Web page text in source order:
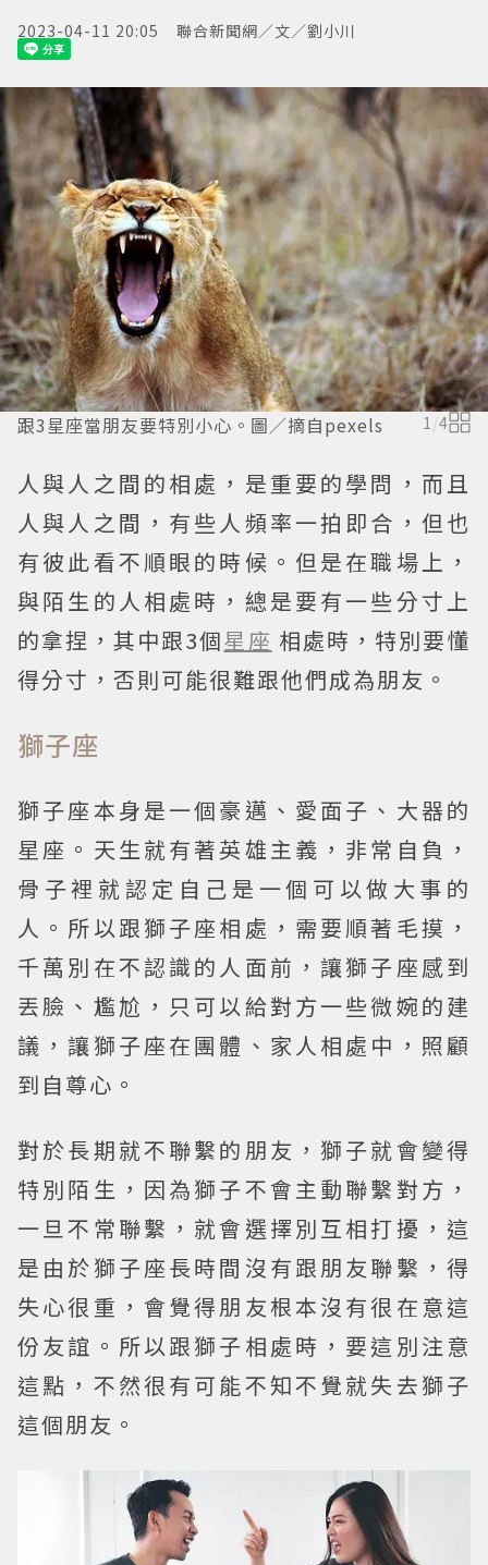
2023-04-11 20:05 聯合新聞網／文／劉小川
跟3星座當朋友要特別小心。圖／摘自pexels 1/4
人與人之間的相處，是重要的學問，而且
人與人之間，有些人頻率一拍即合，但也
有彼此看不順眼的時候。但是在職場上，
與陌生的人相處時，總是要有一些分寸上
的拿捏，其中跟3個星座 相處時，特別要懂
得分寸，否則可能很難跟他們成為朋友。
獅子座
獅子座本身是一個豪邁、愛面子、大器的
星座。天生就有著英雄主義，非常自負，
骨子裡就認定自己是一個可以做大事的
人。所以跟獅子座相處，需要順著毛摸，
千萬別在不認識的人面前，讓獅子座感到
丟臉、尷尬，只可以給對方一些微婉的建
議，讓獅子座在團體、家人相處中，照顧
到自尊心。
對於長期就不聯繫的朋友，獅子就會變得
特別陌生，因為獅子不會主動聯繫對方，
一旦不常聯繫，就會選擇別互相打擾，這
是由於獅子座長時間沒有跟朋友聯繫，得
失心很重，會覺得朋友根本沒有很在意這
份友誼。所以跟獅子相處時，要這別注意
這點，不然很有可能不知不覺就失去獅子
這個朋友。